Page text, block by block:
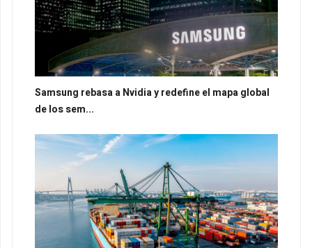
Samsung rebasa a Nvidia y redefine el mapa global
de los sem...